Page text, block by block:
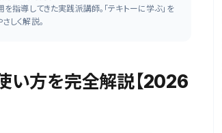
指導してきた実践派講師。「テキトーに学ぶ」を
しく解説。
い方を完全解説【2026